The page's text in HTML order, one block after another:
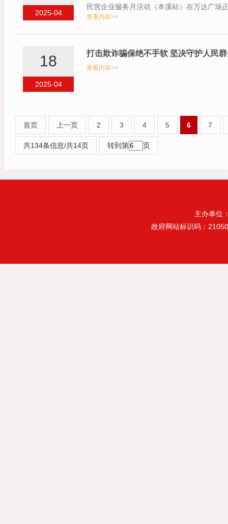
2025-04
民营企业服务月活动（本溪站）在万达广场
民…
查看内容>>
2025-04
18 打击欺诈骗保绝不手软 坚决守护人民
查看内容>>
首页 上一页 2 3 4 5 6 7
共134条信息/共14页 转到第 页
主办单位
政府网站标识码：